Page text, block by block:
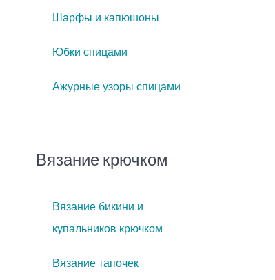
Шарфы и капюшоны
Юбки спицами
Ажурные узоры спицами
Вязание крючком
Вязание бикини и
купальников крючком
Вязание тапочек